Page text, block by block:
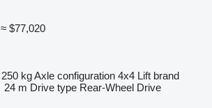
≈ $77,020
250 kgAxle configuration 4x4 Lift brand
24 m Drive type Rear-Wheel Drive